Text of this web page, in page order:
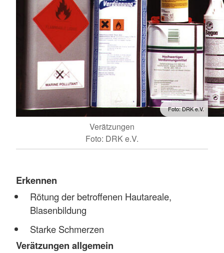
Foto: DRK e.V.
Verätzungen
Foto: DRK e.V.
Erkennen
Rötung der betroffenen Hautareale,
Blasenbildung
Starke Schmerzen
Verätzungen allgemein